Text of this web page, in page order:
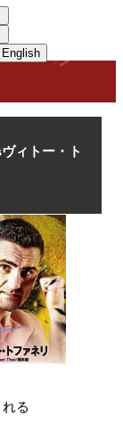
中文（繁體
English
ィトー・ト
る